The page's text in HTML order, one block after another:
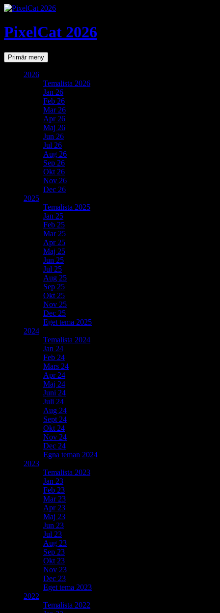
PixelCat 2026
SökPrimär meny Gå
till
2026
Temalista 2026
Jan 26
Feb 26
Mar 26
Apr 26
Maj 26
Jun 26
Jul 26
Aug 26
Sep 26
Okt 26
Nov 26
Dec 26
2025
Temalista 2025
Jan 25
Feb 25
Mar 25
Apr 25
Maj 25
Jun 25
Jul 25
Aug 25
Sep 25
Okt 25
Nov 25
Dec 25
Eget tema 2025
2024
Temalista 2024
Jan 24
Feb 24
Mars 24
Apr 24
Maj 24
Juni 24
Juli 24
Aug 24
Sept 24
Okt 24
Nov 24
Dec 24
Egna teman 2024
2023
Temalista 2023
Jan 23
Feb 23
Mar 23
Apr 23
Maj 23
Jun 23
Jul 23
Aug 23
Sep 23
Okt 23
Nov 23
Dec 23
Eget tema 2023
2022
Temalista 2022